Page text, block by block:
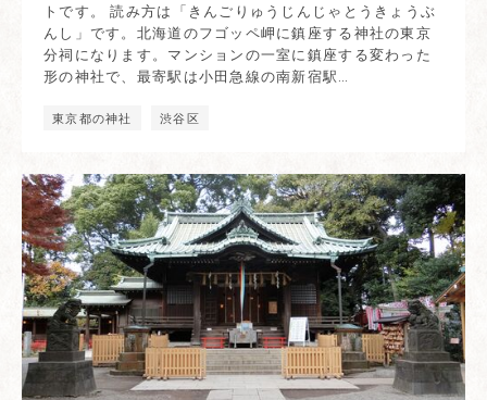
東京都の神社 渋谷区
トです。 読み方は「きんごりゅうじんじゃとうきょうぶ
んし」です。北海道のフゴッペ岬に鎮座する神社の東京
分祠になります。マンションの一室に鎮座する変わった
形の神社で、最寄駅は小田急線の南新宿駅…